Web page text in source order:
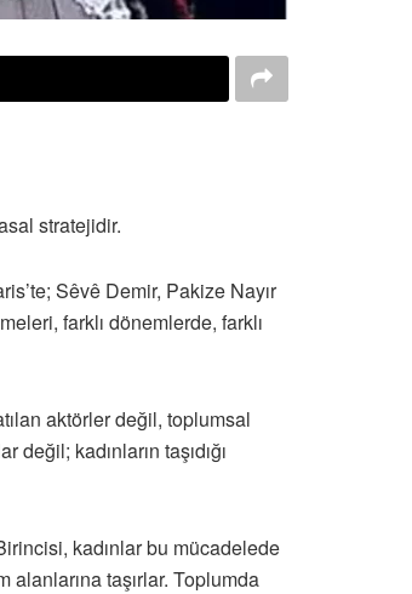
stratejidir.
Sêvê Demir, Pakize Nayır
farklı dönemlerde, farklı
aktörler değil, toplumsal
kadınların taşıdığı
kadınlar bu mücadelede
taşırlar. Toplumda